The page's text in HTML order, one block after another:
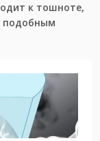
к тошноте,
подобным